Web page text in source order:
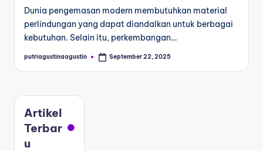
Dunia pengemasan modern membutuhkan material
perlindungan yang dapat diandalkan untuk berbagai
kebutuhan. Selain itu, perkembangan…
putriagustinaagustin September 22, 2025
Artikel
Terbar
u